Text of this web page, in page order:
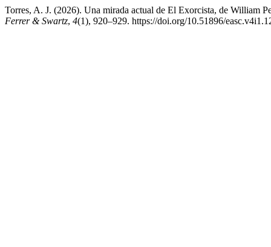
Torres, A. J. (2026). Una mirada actual de El Exorcista, de William
Ferrer & Swartz, 4(1), 920–929. https://doi.org/10.51896/